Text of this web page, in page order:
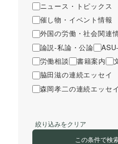
ニュース・トピックス
催し物・イベント情報
外国の労働・社会関連
論説-私論・公論
労働相談
書籍案内
脇田滋の連続エッセイ
森岡孝二の連続エッセイ
絞り込みをクリア
この条件で検